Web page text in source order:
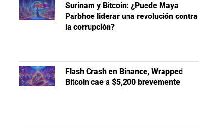
Surinam y Bitcoin: ¿Puede Maya
Parbhoe liderar una revolución contra
la corrupción?
Flash Crash en Binance, Wrapped
Bitcoin cae a $5,200 brevemente